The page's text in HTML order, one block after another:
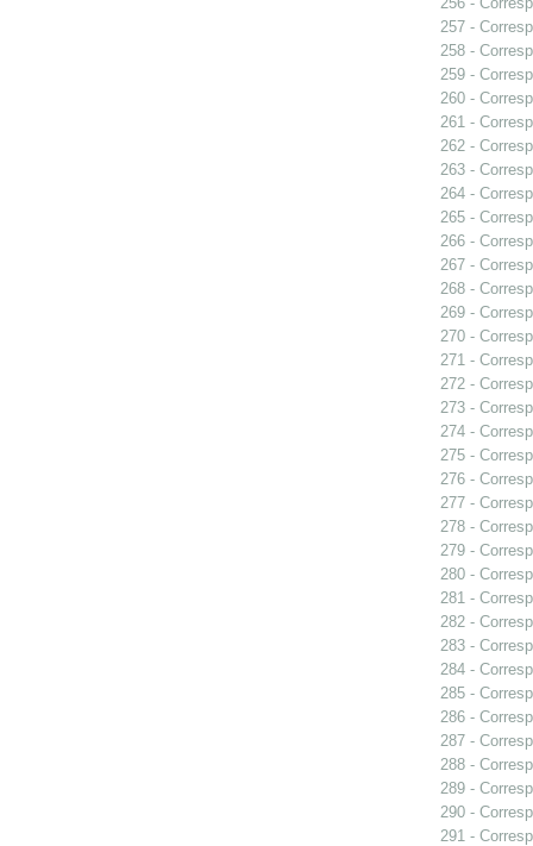
257 -
258 -
259 -
260 -
261 -
262 -
263 -
264 -
265 -
266 -
267 -
268 -
269 -
270 -
271 -
272 -
273 -
274 -
275 -
276 -
277 -
278 -
279 -
280 -
281 -
282 -
283 -
284 -
285 -
286 -
287 -
288 -
289 -
290 -
291 -